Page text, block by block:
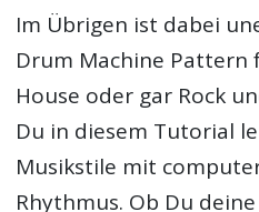
Im Übrigen ist dabei
Drum Machine Pattern
House oder gar Rock
Du in diesem Tutorial
Musikstile mit
Rhythmus. Ob Du